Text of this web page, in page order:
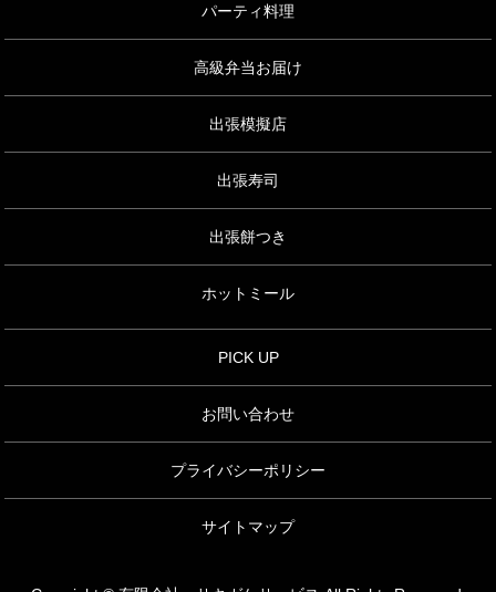
パーティ料理
高級弁当お届け
出張模擬店
出張寿司
出張餅つき
ホットミール
PICK UP
お問い合わせ
プライバシーポリシー
サイトマップ